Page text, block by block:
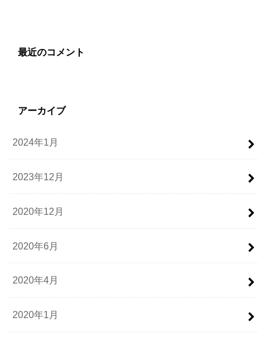
最近のコメント
アーカイブ
2024年1月
2023年12月
2020年12月
2020年6月
2020年4月
2020年1月